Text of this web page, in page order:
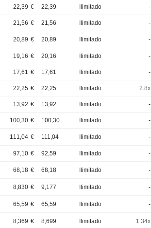
22,39 € 22,39 Ilimitado -
21,56 € 21,56 Ilimitado -
20,89 € 20,89 Ilimitado -
19,16 € 20,16 Ilimitado -
17,61 € 17,61 Ilimitado -
22,25 € 22,25 Ilimitado 2.8x
13,92 € 13,92 Ilimitado -
100,30 € 100,30 Ilimitado -
111,04 € 111,04 Ilimitado -
97,10 € 92,59 Ilimitado -
68,18 € 68,18 Ilimitado -
8,830 € 9,177 Ilimitado -
65,59 € 65,59 Ilimitado -
8,369 € 8,699 Ilimitado 1.34x